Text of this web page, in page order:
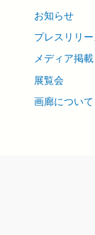
お知らせ
プレスリリー
メディア掲載
展覧会
画廊について